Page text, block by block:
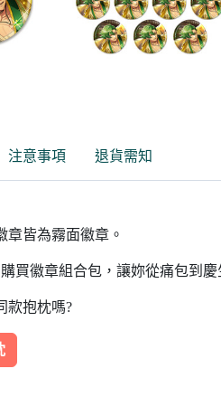
注意事項 退貨需知
章皆為霧面徽章。
買徽章組合包，讓妳從痛包到
款抱枕嗎?